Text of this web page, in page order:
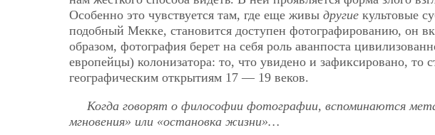
Особенно это чувствуется там, где еще живы другие культовые
подобный Мекке, становится доступен фотографированию, он
образом, фотография берет на себя роль аванпоста
европейцы) колонизатора: то, что увидено и зафиксировано, то
географическим открытиям 17 — 19 веков.
Когда говорят о философии фотографии, вспоминаются
мгновения» или «остановка жизни»…